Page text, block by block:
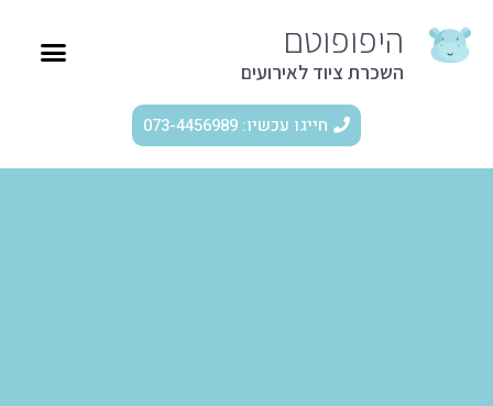
היפופוטם
השכרת ציוד לאירועים
חייגו עכשיו: 073-4456989